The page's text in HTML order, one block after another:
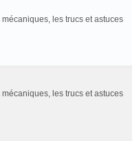
les trucs et astuces
les trucs et astuces